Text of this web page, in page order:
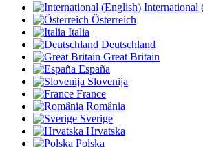
International
Österreich
Italia
Deutschland
Great Britain
España
Slovenija
France
România
Sverige
Hrvatska
Polska